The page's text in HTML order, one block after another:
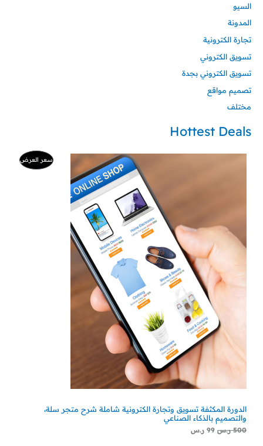
السيو
المدونة
تجارة الكترونية
تسويق الكتروني
تسويق الكتروني بجدة
تصميم مواقع
مختلف
Hottest Deals
سعر العرضمنتج
الدورة المكثفة تسويق وتجارة الكترونية شاملة شرح متجر سلة،
والتصميم بالذكاء الصناعي
500 ر.س 99 ر.س